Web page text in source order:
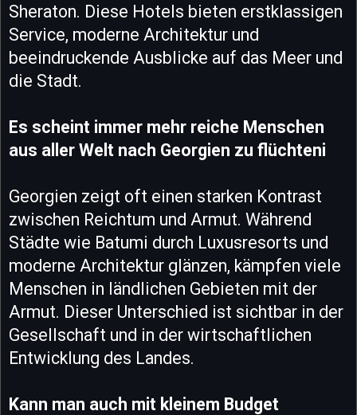
Sheraton. Diese Hotels bieten erstklassigen
Service, moderne Architektur und
beeindruckende Ausblicke auf das Meer und
die Stadt.
Es scheint immer mehr reiche Menschen
aus aller Welt nach Georgien zu flüchteni
Georgien zeigt oft einen starken Kontrast
zwischen Reichtum und Armut. Während
Städte wie Batumi durch Luxusresorts und
moderne Architektur glänzen, kämpfen viele
Menschen in ländlichen Gebieten mit der
Armut. Dieser Unterschied ist sichtbar in der
Gesellschaft und in der wirtschaftlichen
Entwicklung des Landes.
Kann man auch mit kleinem Budget